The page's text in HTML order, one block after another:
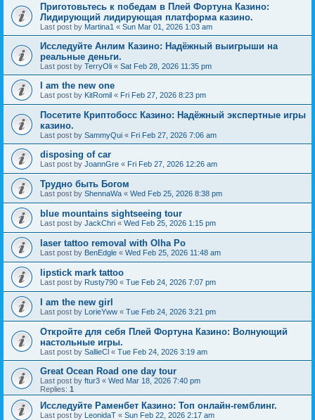
Приготовьтесь к победам в Плей Фортуна Казино:
Лидирующий лидирующая платформа казино.
Last post by Martina1 « Sun Mar 01, 2026 1:03 am
Исследуйте Анлим Казино: Надёжный выигрыши на
реальные деньги.
Last post by TerryOli « Sat Feb 28, 2026 11:35 pm
I am the new one
Last post by KitRomil « Fri Feb 27, 2026 8:23 pm
Посетите Криптобосс Казино: Надёжный экспертные игры
казино.
Last post by SammyQui « Fri Feb 27, 2026 7:06 am
disposing of car
Last post by JoannGre « Fri Feb 27, 2026 12:26 am
Трудно быть Богом
Last post by ShennaWa « Wed Feb 25, 2026 8:38 pm
blue mountains sightseeing tour
Last post by JackChri « Wed Feb 25, 2026 1:15 pm
laser tattoo removal with Olha Po
Last post by BenEdgle « Wed Feb 25, 2026 11:48 am
lipstick mark tattoo
Last post by Rusty790 « Tue Feb 24, 2026 7:07 pm
I am the new girl
Last post by LorieYww « Tue Feb 24, 2026 3:21 pm
Откройте для себя Плей Фортуна Казино: Волнующий
настольные игры.
Last post by SallieCl « Tue Feb 24, 2026 3:19 am
Great Ocean Road one day tour
Last post by ftur3 « Wed Mar 18, 2026 7:40 pm
Replies: 1
Исследуйте Раменбет Казино: Топ онлайн-гемблинг.
Last post by LeonidaT « Sun Feb 22, 2026 2:17 am